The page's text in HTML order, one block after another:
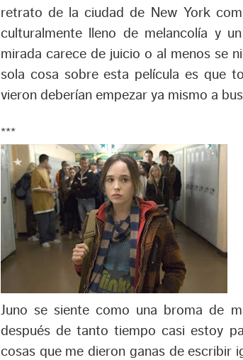
retrato de la ciudad de New York
culturalmente lleno de melancolía y
mirada carece de juicio o al menos se
sola cosa sobre esta película es que
vieron deberían empezar ya mismo a
***
Juno se siente como una broma de
después de tanto tiempo casi estoy
cosas que me dieron ganas de escribir